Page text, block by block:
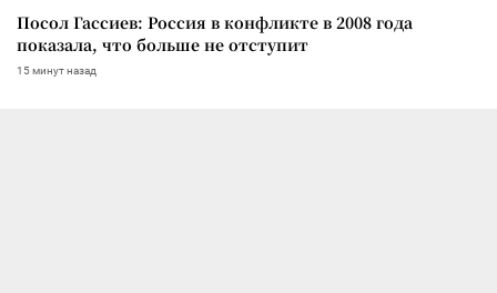
Посол Гассиев: Россия в конфликте в 2008 года
показала, что больше не отступит
15 минут назад